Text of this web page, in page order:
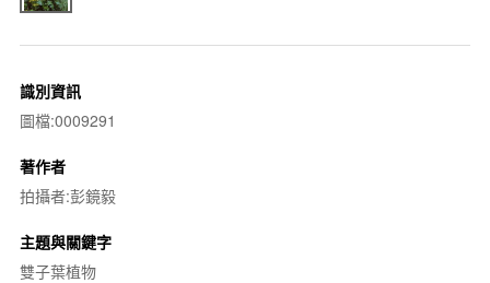
識別資訊
圖檔:0009291
著作者
拍攝者:彭鏡毅
主題與關鍵字
雙子葉植物